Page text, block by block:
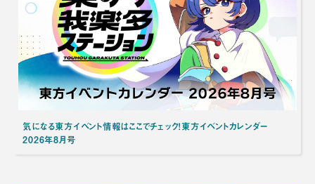
気になる東方イベント情報はここでチェック！東方イベントカレンダー
2026年8月号